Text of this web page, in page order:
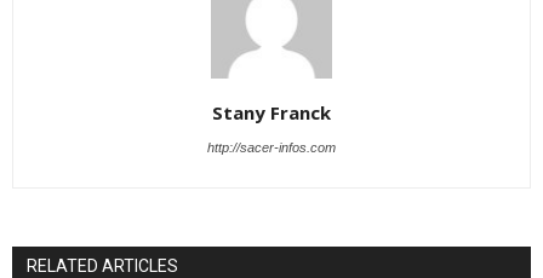
Stany Franck
http://sacer-infos.com
RELATED ARTICLES